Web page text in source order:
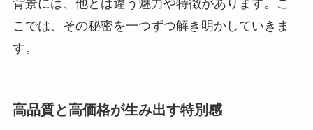
背景には、他とは違う魅力や特徴があります。こ
こでは、その秘密を一つずつ解き明かしていきま
す。
高品質と高価格が生み出す特別感